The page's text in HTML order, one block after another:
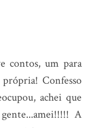
contos, um para
Confesso
achei que
A